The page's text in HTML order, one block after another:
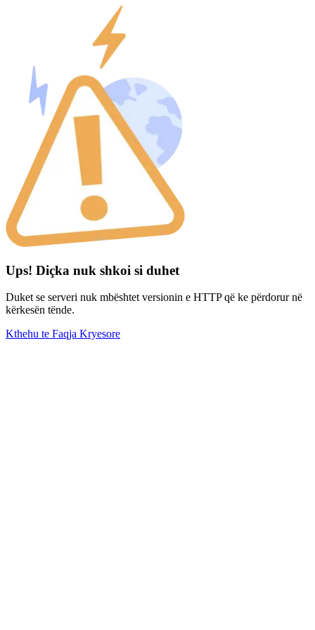
Ups! Diçka nuk shkoi si duhet
Duket se serveri nuk mbështet versionin e HTTP që ke përdorur në
kërkesën tënde.
Kthehu te Faqja Kryesore